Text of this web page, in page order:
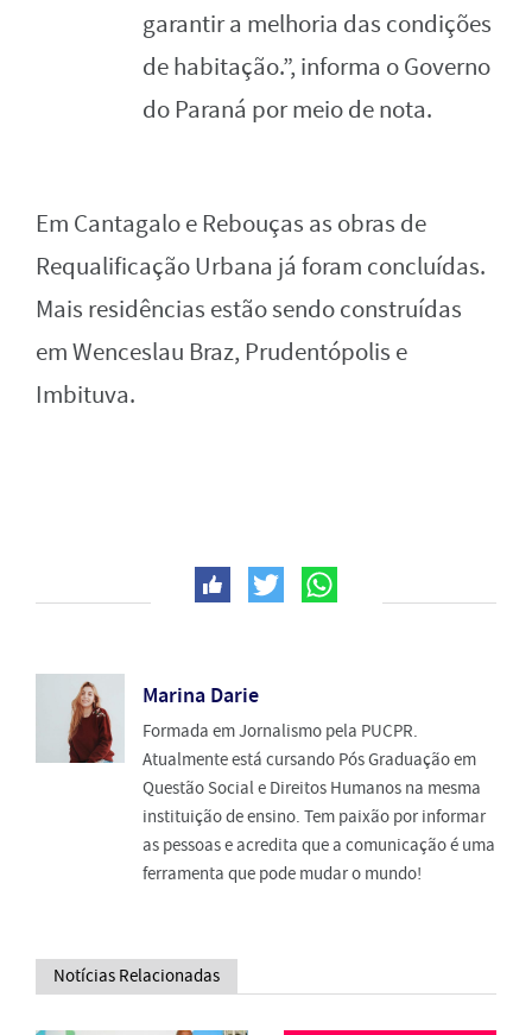
garantir a melhoria das condições
de habitação.”, informa o Governo
do Paraná por meio de nota.
Em Cantagalo e Rebouças as obras de
Requalificação Urbana já foram concluídas.
Mais residências estão sendo construídas
em Wenceslau Braz, Prudentópolis e
Imbituva.
Marina Darie
Formada em Jornalismo pela PUCPR.
Atualmente está cursando Pós Graduação em
Questão Social e Direitos Humanos na mesma
instituição de ensino. Tem paixão por informar
as pessoas e acredita que a comunicação é uma
ferramenta que pode mudar o mundo!
Notícias Relacionadas